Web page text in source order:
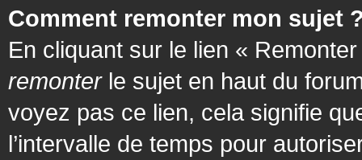
Comment remonter mon sujet
En cliquant sur le lien «
remonterle sujet en haut du
voyez pas ce lien, cela signifie
l’intervalle de temps pour